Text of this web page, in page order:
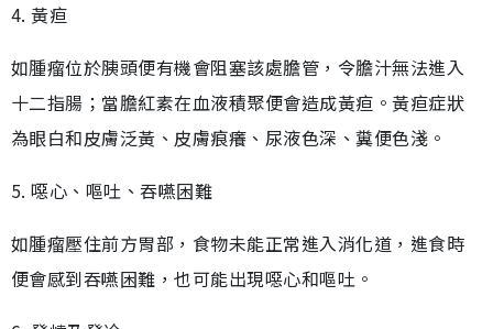
4. 黃疸
如腫瘤位於胰頭便有機會阻塞該處膽管，令膽汁無法進入
十二指腸；當膽紅素在血液積聚便會造成黃疸。黃疸症狀
為眼白和皮膚泛黃、皮膚痕癢、尿液色深、糞便色淺。
5. 噁心、嘔吐、吞嚥困難
如腫瘤壓住前方胃部，食物未能正常進入消化道，進食時
便會感到吞嚥困難，也可能出現噁心和嘔吐。